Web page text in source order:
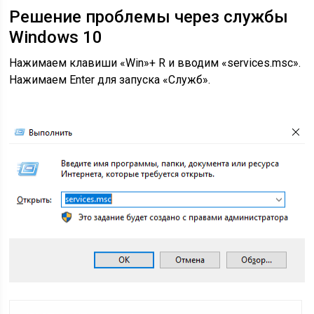
Решение проблемы через службы
Windows 10
Нажимаем клавиши «Win»+ R и вводим «services.msc».
Нажимаем Enter для запуска «Служб».